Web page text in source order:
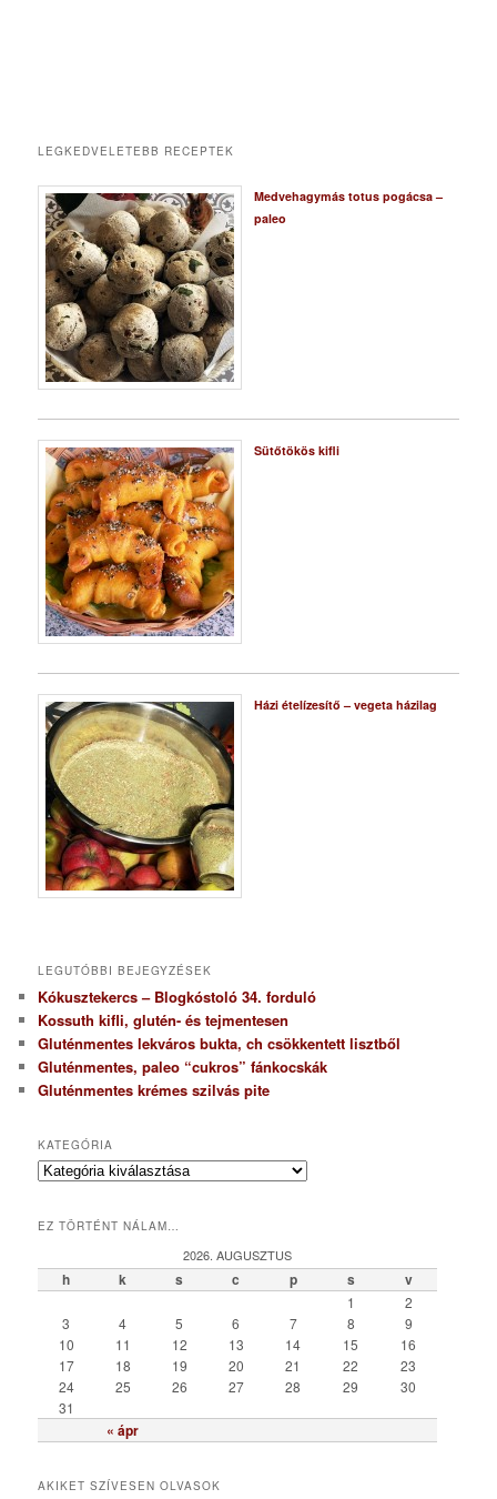
LEGKEDVELETEBB RECEPTEK
Medvehagymás totus pogácsa –
paleo
Sütőtökös kifli
Házi ételízesítő – vegeta házilag
LEGUTÓBBI BEJEGYZÉSEK
Kókusztekercs – Blogkóstoló 34. forduló
Kossuth kifli, glutén- és tejmentesen
Gluténmentes lekváros bukta, ch csökkentett lisztből
Gluténmentes, paleo “cukros” fánkocskák
Gluténmentes krémes szilvás pite
KATEGÓRIA
K
e
ó
r
EZ TÖRTÉNT NÁLAM…
2026. AUGUSZTUS
h k s c p s v
« ápr
1
2
3
4 5 6 7 8
9
10
11 12 13 14 15
16
17
18 19 20 21 22
23
24
25 26 27 28 29
30
31
AKIKET SZÍVESEN OLVASOK